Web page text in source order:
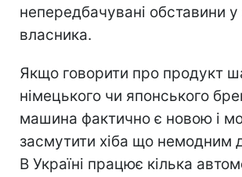
непередбачувані обставини у
власника.
Якщо говорити про продукт
німецького чи японського
машина фактично є новою і
засмутити хіба що немодним
В Україні працює кілька